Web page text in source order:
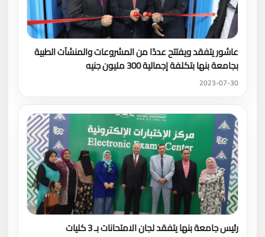
عاشور يتفقد ويفتتح عددًا من المشروعات والمنشآت الطبية
بجامعة بنها بتكلفة إجمالية 300 مليون جنيه
2023-07-30
رئيس جامعة بنها يتفقد لجان الامتحانات بـ 3 كليات